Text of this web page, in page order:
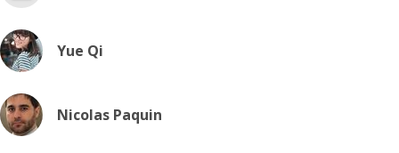
Yue Qi
Nicolas Paquin